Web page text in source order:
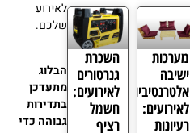
מערכות
ישיבה
אלטרנטיביות
לאירועים:
רעיונות
השכרת
גנרטורים
לאירועים:
חשמל
רציף
לאירוע
שלכם.
הבלוג
מתעדכן
בתדירות
גבוהה כדי